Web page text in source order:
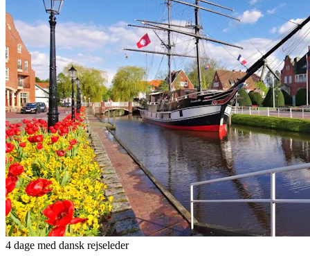
4 dage med dansk rejseleder